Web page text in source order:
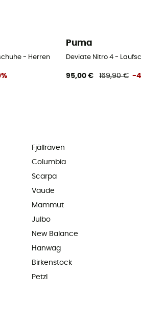
- Herren
Puma
Deviate Nitro 4 -
95,00 € 169,90 € -
Fjällräven
Columbia
Scarpa
Vaude
Mammut
Julbo
New Balance
Hanwag
Birkenstock
Petzl